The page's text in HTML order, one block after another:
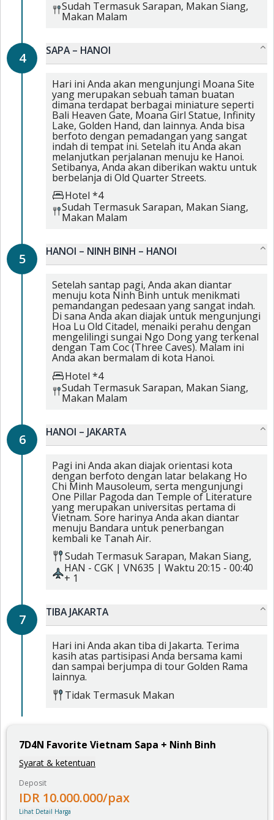
Sudah TermasukSarapan, Makan Siang,
Makan Malam
4 SAPA – HANOI
Hari ini Anda akan mengunjungi Moana Site
yang merupakan sebuah taman buatan
dimana terdapat berbagai miniature seperti
Bali Heaven Gate, Moana Girl Statue, Infinity
Lake, Golden Hand, dan lainnya. Anda bisa
berfoto dengan pemadangan yang sangat
indah di tempat ini. Setelah itu Anda akan
melanjutkan perjalanan menuju ke Hanoi.
Setibanya, Anda akan diberikan waktu untuk
berbelanja di Old Quarter Streets.
Hotel *4
Sudah TermasukSarapan, Makan Siang,
Makan Malam
5 HANOI – NINH BINH – HANOI
Setelah santap pagi, Anda akan diantar
menuju kota Ninh Binh untuk menikmati
pemandangan pedesaan yang sangat indah.
Di sana Anda akan diajak untuk mengunjungi
Hoa Lu Old Citadel, menaiki perahu dengan
mengelilingi sungai Ngo Dong yang terkenal
dengan Tam Coc (Three Caves). Malam ini
Anda akan bermalam di kota Hanoi.
Hotel *4
Sudah TermasukSarapan, Makan Siang,
Makan Malam
6 HANOI – JAKARTA
Pagi ini Anda akan diajak orientasi kota
dengan berfoto dengan latar belakang Ho
Chi Minh Mausoleum, serta mengunjungi
One Pillar Pagoda dan Temple of Literature
yang merupakan universitas pertama di
Vietnam. Sore harinya Anda akan diantar
menuju Bandara untuk penerbangan
kembali ke Tanah Air.
Sudah TermasukSarapan, Makan Siang,
HAN -CGK | VN635 | Waktu 20:15 -00:40
+ 1
7 TIBA JAKARTA
Hari ini Anda akan tiba di Jakarta. Terima
kasih atas partisipasi Anda bersama kami
dan sampai berjumpa di tour Golden Rama
lainnya.
Tidak Termasuk Makan
7D4N Favorite Vietnam Sapa + Ninh Binh
Syarat & ketentuan
Deposit
IDR 10.000.000/pax
Lihat Detail Harga